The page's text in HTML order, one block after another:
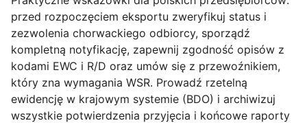
przed rozpoczęciem eksportu zweryfikuj status i
zezwolenia chorwackiego odbiorcy, sporządź
kompletną notyfikację, zapewnij zgodność opisów z
kodami EWC i R/D oraz umów się z przewoźnikiem,
który zna wymagania WSR. Prowadź rzetelną
ewidencję w krajowym systemie (BDO) i archiwizuj
wszystkie potwierdzenia przyjęcia i końcowe raporty